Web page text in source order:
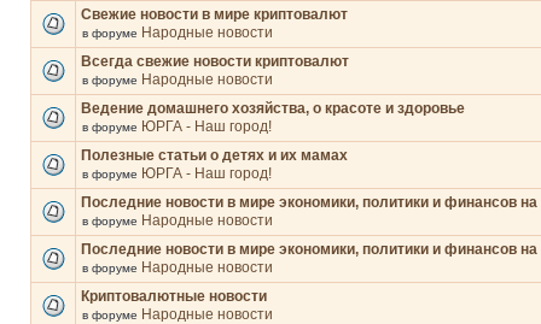
Свежие новости в мире криптовалют
в форуме Народные новости
Всегда свежие новости криптовалют
в форуме Народные новости
Ведение домашнего хозяйства, о красоте и здоровье
в форуме ЮРГА - Наш город!
Полезные статьи о детях и их мамах
в форуме ЮРГА - Наш город!
Последние новости в мире экономики, политики и финансов на
в форуме Народные новости
Последние новости в мире экономики, политики и финансов на
в форуме Народные новости
Криптовалютные новости
в форуме Народные новости